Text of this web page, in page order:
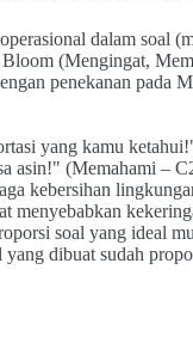
dalam soal
(Mengingat,
penekanan pada
yang kamu
asin!" (Memahami –
kebersihan
menyebabkan
soal yang ideal
dibuat sudah